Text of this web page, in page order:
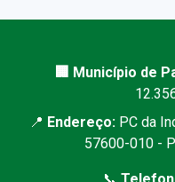
🏢 Município de
📍 Endereço: PC da
57600-010 -